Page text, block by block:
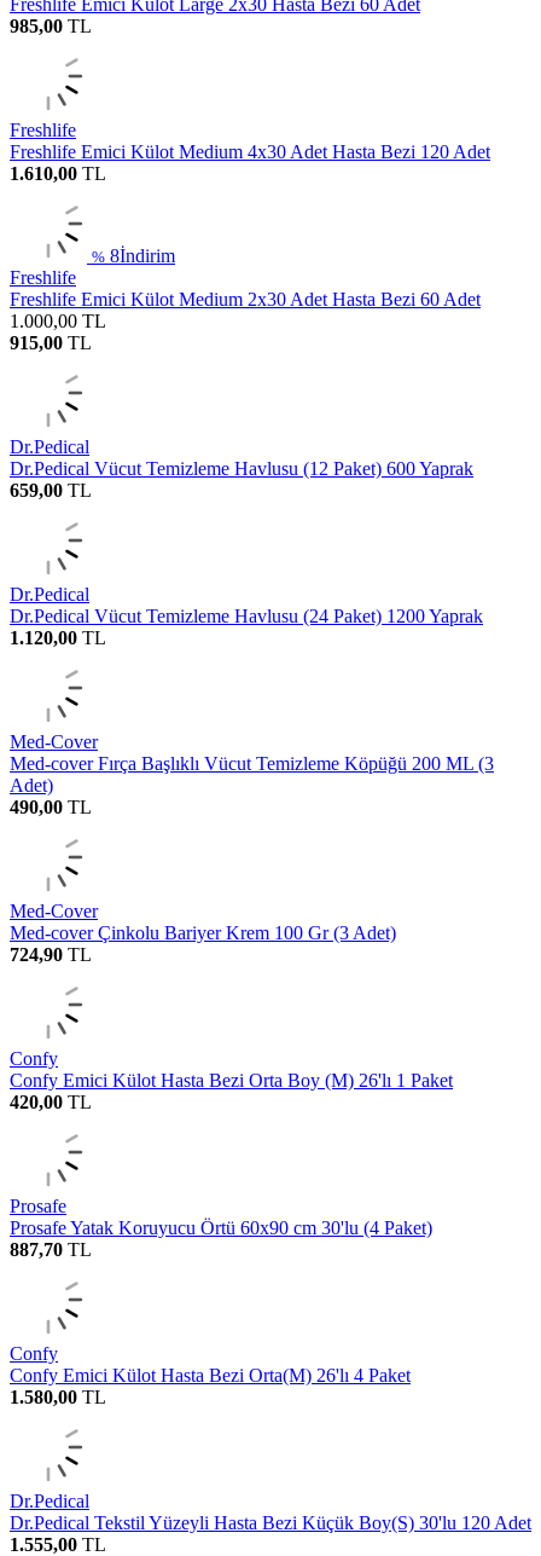
Freshlife Emici Külot Large 2x30 Hasta Bezi 60 Adet
985,00 TL
Freshlife
Freshlife Emici Külot Medium 4x30 Adet Hasta Bezi 120 Adet
1.610,00 TL
% 8İndirim
Freshlife
Freshlife Emici Külot Medium 2x30 Adet Hasta Bezi 60 Adet
1.000,00 TL
915,00 TL
Dr.Pedical
Dr.Pedical Vücut Temizleme Havlusu (12 Paket) 600 Yaprak
659,00 TL
Dr.Pedical
Dr.Pedical Vücut Temizleme Havlusu (24 Paket) 1200 Yaprak
1.120,00 TL
Med-Cover
Med-cover Fırça Başlıklı Vücut Temizleme Köpüğü 200 ML (3
Adet)
490,00 TL
Med-Cover
Med-cover Çinkolu Bariyer Krem 100 Gr (3 Adet)
724,90 TL
Confy
Confy Emici Külot Hasta Bezi Orta Boy (M) 26'lı 1 Paket
420,00 TL
Prosafe
Prosafe Yatak Koruyucu Örtü 60x90 cm 30'lu (4 Paket)
887,70 TL
Confy
Confy Emici Külot Hasta Bezi Orta(M) 26'lı 4 Paket
1.580,00 TL
Dr.Pedical
Dr.Pedical Tekstil Yüzeyli Hasta Bezi Küçük Boy(S) 30'lu 120 Adet
1.555,00 TL